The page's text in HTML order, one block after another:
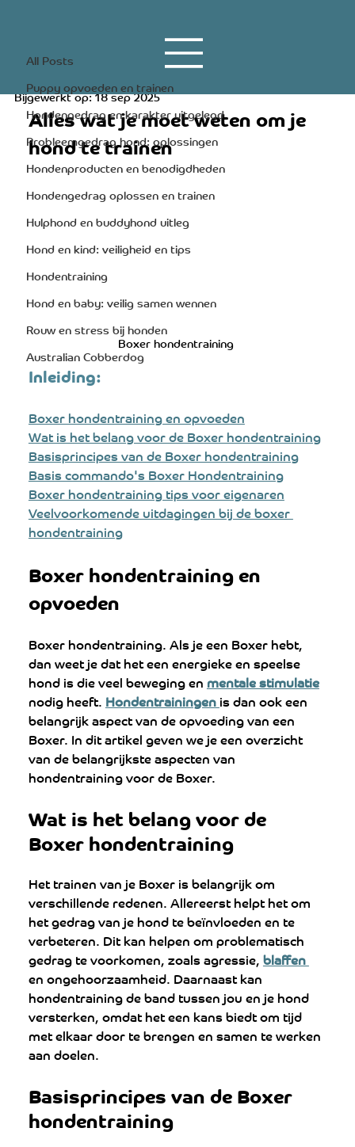
All Posts
Puppy opvoeden en trainen
Hondengedrag en karakter uitgelegd
Probleemgedrag hond: oplossingen
Hondenproducten en benodigdheden
Hondengedrag oplossen en trainen
Hulphond en buddyhond uitleg
Hond en kind: veiligheid en tips
Hondentraining
Hond en baby: veilig samen wennen
Rouw en stress bij honden
Australian Cobberdog
Boxer hondentraining
4 minuten om te lezen
Bijgewerkt op:18 sep 2025
Alles wat je moet weten om je
hond te trainen
Boxer hondentraining
Inleiding:
Boxer hondentraining en opvoeden
Wat is het belang voor de Boxer hondentraining
Basisprincipes van de Boxer hondentraining
Basis commando's Boxer Hondentraining
Boxer hondentraining tips voor eigenaren
Veelvoorkomende uitdagingen bij de boxer
hondentraining
Boxer hondentraining en
opvoeden
Boxer hondentraining. Als je een Boxer hebt,
dan weet je dat het een energieke en speelse
hond is die veel beweging en mentale stimulatie
nodig heeft. Hondentrainingen is dan ook een
belangrijk aspect van de opvoeding van een
Boxer. In dit artikel geven we je een overzicht
van de belangrijkste aspecten van
hondentraining voor de Boxer.
Wat is het belang voor de
Boxer hondentraining
Het trainen van je Boxer is belangrijk om
verschillende redenen. Allereerst helpt het om
het gedrag van je hond te beïnvloeden en te
verbeteren. Dit kan helpen om problematisch
gedrag te voorkomen, zoals agressie, blaffen
en ongehoorzaamheid. Daarnaast kan
hondentraining de band tussen jou en je hond
versterken, omdat het een kans biedt om tijd
met elkaar door te brengen en samen te werken
aan doelen.
Basisprincipes van de Boxer
hondentraining